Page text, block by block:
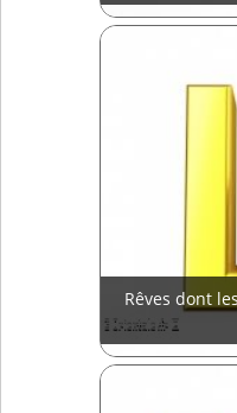
Rêves dont